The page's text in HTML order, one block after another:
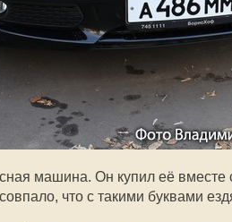
машина. Он купил её
что с такими буквами